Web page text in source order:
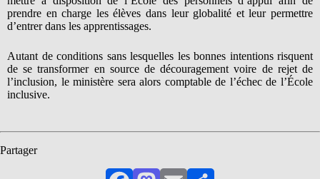
prendre en charge les élèves dans leur globalité et leur permettre
d’entrer dans les apprentissages.
Autant de conditions sans lesquelles les bonnes intentions risquent
de se transformer en source de découragement voire de rejet de
l’inclusion, le ministère sera alors comptable de l’échec de l’École
inclusive.
Partager